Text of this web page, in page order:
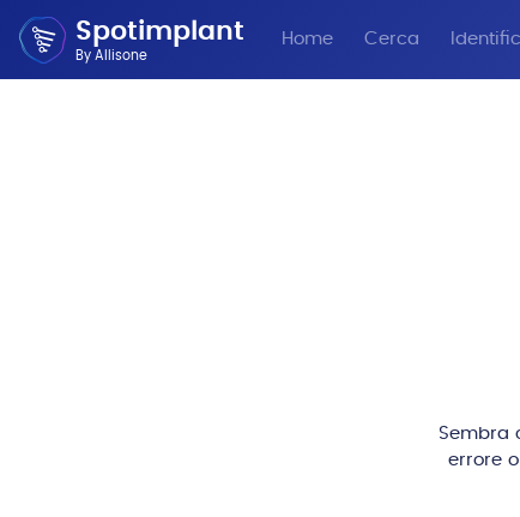
Spotimplant
By Allisone
Home Cerca
Sembra
errore